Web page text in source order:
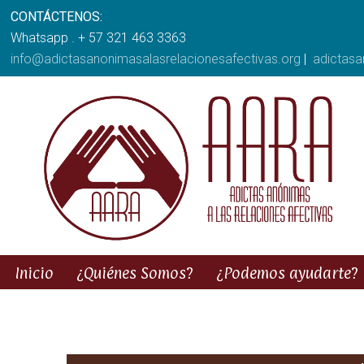
CONTÁCTENOS:
Whatsapp . + 57 321 463 3363
info@adictasanonimasalasrelacionesafectivas.org |
Inicio ¿Quiénes Somos? ¿Podemos ayudarte?